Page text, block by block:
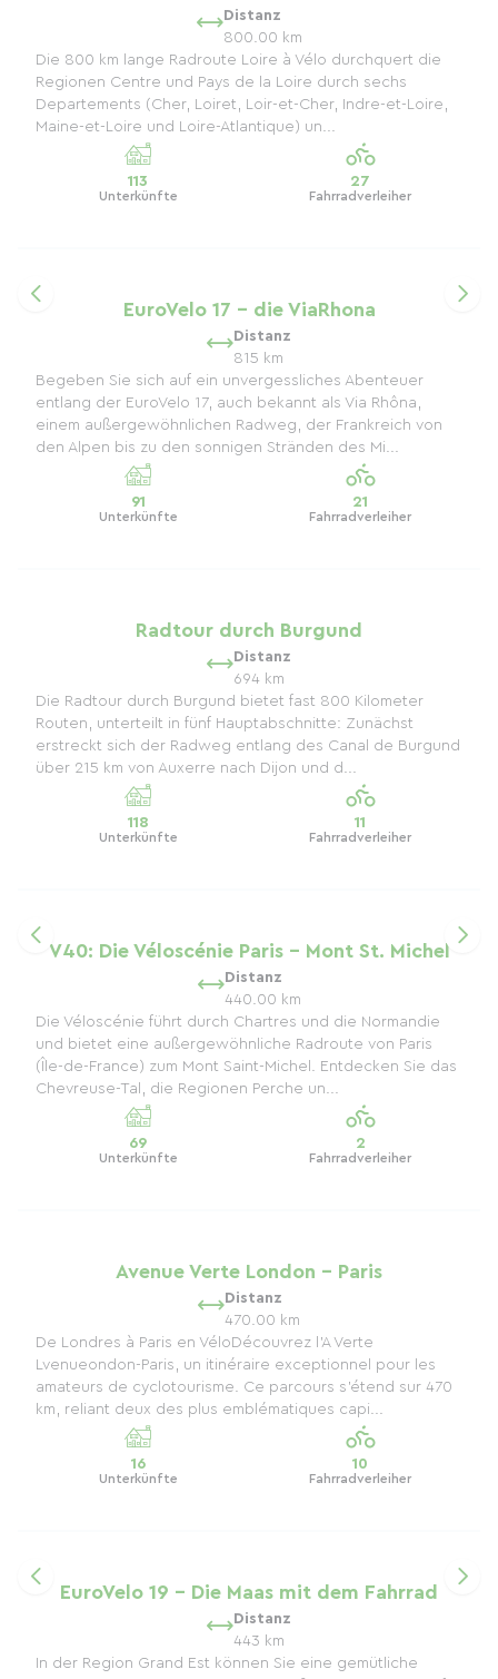
Distanz
800.00 km
Die 800 km lange Radroute Loire à Vélo durchquert die
Regionen Centre und Pays de la Loire durch sechs
Departements (Cher, Loiret, Loir-et-Cher, Indre-et-Loire,
Maine-et-Loire und Loire-Atlantique) un...
113
Unterkünfte
27
Fahrradverleiher
EuroVelo 17 - die ViaRhona
Distanz
815 km
Begeben Sie sich auf ein unvergessliches Abenteuer
entlang der EuroVelo 17, auch bekannt als Via Rhôna,
einem außergewöhnlichen Radweg, der Frankreich von
den Alpen bis zu den sonnigen Stränden des Mi...
91
Unterkünfte
21
Fahrradverleiher
Radtour durch Burgund
Distanz
694 km
Die Radtour durch Burgund bietet fast 800 Kilometer
Routen, unterteilt in fünf Hauptabschnitte: Zunächst
erstreckt sich der Radweg entlang des Canal de Burgund
über 215 km von Auxerre nach Dijon und d...
118
Unterkünfte
11
Fahrradverleiher
V40: Die Véloscénie Paris – Mont St. Michel
Distanz
440.00 km
Die Véloscénie führt durch Chartres und die Normandie
und bietet eine außergewöhnliche Radroute von Paris
(Île-de-France) zum Mont Saint-Michel. Entdecken Sie das
Chevreuse-Tal, die Regionen Perche un...
69
Unterkünfte
2
Fahrradverleiher
Avenue Verte London - Paris
Distanz
470.00 km
De Londres à Paris en VéloDécouvrez l'A Verte
Lvenueondon-Paris, un itinéraire exceptionnel pour les
amateurs de cyclotourisme. Ce parcours s’étend sur 470
km, reliant deux des plus emblématiques capi...
16
Unterkünfte
10
Fahrradverleiher
EuroVelo 19 – Die Maas mit dem Fahrrad
Distanz
443 km
In der Region Grand Est können Sie eine gemütliche